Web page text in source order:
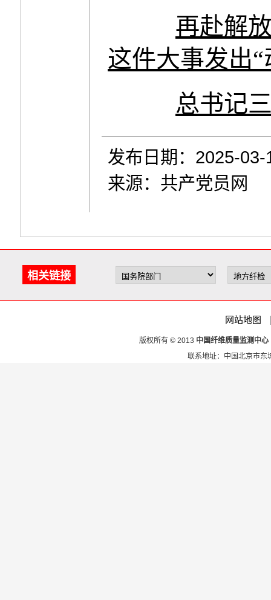
再赴解
这件大事发出“
总书记
发布日期：2025-03-
来源：共产党员网
相关链接
网站地图
版权所有 © 2013 中国纤维质量监测中心
联系地址：中国北京市东